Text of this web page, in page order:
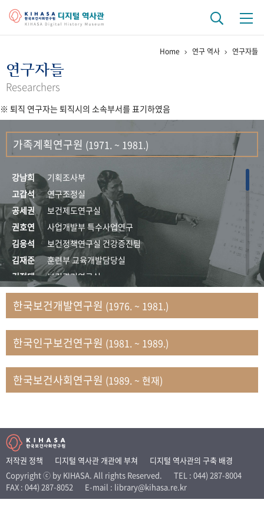
걸어온 길 기관 변천사
연구 역사
정책과 연구 키워드로 보는 연구 역사
연구자들
간행물 변천사
기록물 아카이브
사진 아카이브 문서 기록물 행정박물 영상 기록물
50+1주년 기념
성과 50선 숫자로 보는 50년
세계와 함께 한 KIHASA
VR 역사관
Home 연구 역사 연구자들
연구자들
Researchers
※ 퇴직 연구자는 퇴직시의 소속부서를 표기하였음
가족계획연구원 (1971. ~ 1981.)
강남희
기획조사부
고갑석
연구조정실
공세권
보건제도연구실
권호연
사업개발부 특수사업연구
김응석
보건정책연구실 건강증진팀
김재준
훈련부 교육개발담당실
김정태
보건관리연구실
김지자
연구부 사회개발담당실
김태룡
조사평가부 연구과
문현상
가족복지연구실 인구가족연구팀
박인화
보건정책연구실
박재빈
연구부 인구역학담당실
변종화
보건정책연구실 건강증진팀
송건용
보건정책연구실
송태민
정보통계연구실 빅데이터연구센터
신희설
사업개발부 국제협력연구실
이규식
의료보험연구실
이문기
훈련부
한국보건개발연구원 (1976. ~ 1981.)
한국인구보건연구원 (1981. ~ 1989.)
한국보건사회연구원 (1989. ~ 현재)
저작권 정책 디지털 역사관 개관에 부쳐
디지털 역사관의 구축 배경
Copyright ⓒ by KIHASA. All rights Reserved.
TEL : 044) 287-8004
FAX : 044) 287-8052
E-mail : library@kihasa.re.kr